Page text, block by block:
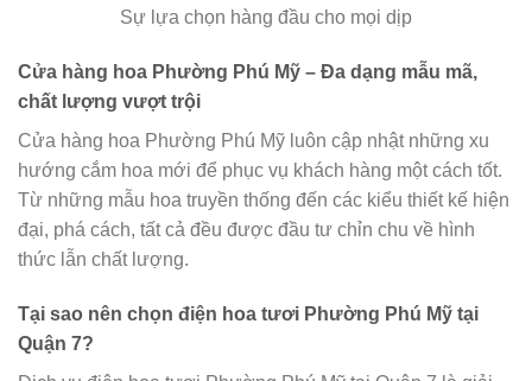
Sự lựa chọn hàng đầu cho mọi dịp
Cửa hàng hoa Phường Phú Mỹ – Đa dạng mẫu mã,
chất lượng vượt trội
Cửa hàng hoa Phường Phú Mỹ luôn cập nhật những xu
hướng cắm hoa mới để phục vụ khách hàng một cách tốt.
Từ những mẫu hoa truyền thống đến các kiểu thiết kế hiện
đại, phá cách, tất cả đều được đầu tư chỉn chu về hình
thức lẫn chất lượng.
Tại sao nên chọn điện hoa tươi Phường Phú Mỹ tại
Quận 7?